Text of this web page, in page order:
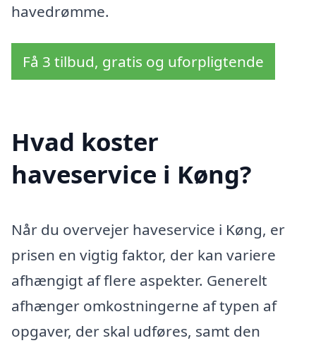
havedrømme.
Få 3 tilbud, gratis og uforpligtende
Hvad koster
haveservice i Køng?
Når du overvejer haveservice i Køng, er
prisen en vigtig faktor, der kan variere
afhængigt af flere aspekter. Generelt
afhænger omkostningerne af typen af
opgaver, der skal udføres, samt den